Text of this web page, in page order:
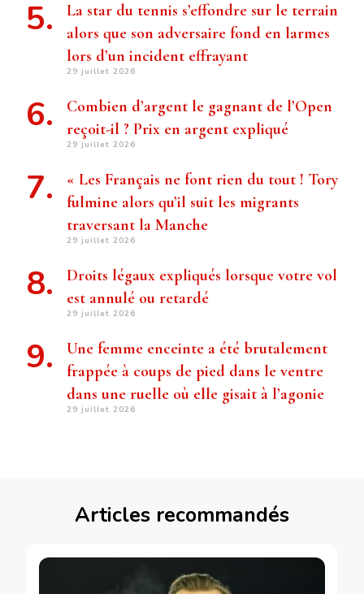
La star du tennis s’effondre sur le terrain
alors que son adversaire fond en larmes
lors d’un incident effrayant
29 juillet 2026
Combien d’argent le gagnant de l’Open
reçoit-il ? Prix ​​en argent expliqué
29 juillet 2026
« Les Français ne font rien du tout ! Tory
fulmine alors qu’il suit les migrants
traversant la Manche
29 juillet 2026
Droits légaux expliqués lorsque votre vol
est annulé ou retardé
29 juillet 2026
Une femme enceinte a été brutalement
frappée à coups de pied dans le ventre
dans une ruelle où elle gisait à l’agonie
29 juillet 2026
Articles recommandés